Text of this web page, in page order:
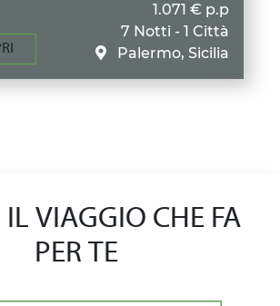
1.071 € p.p
7 Notti - 1 Città
Palermo, Sicilia
IL VIAGGIO CHE FA
PER TE